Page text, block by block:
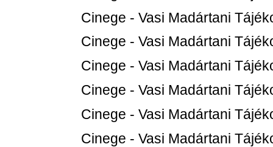
Cinege - Vasi Madártani
Cinege - Vasi Madártani
Cinege - Vasi Madártani
Cinege - Vasi Madártani
Cinege - Vasi Madártani
Cinege - Vasi Madártani